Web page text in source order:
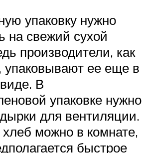
упаковку нужно
на свежий сухой
производители, как
упаковывают ее еще в
В
упаковке нужно
для вентиляции.
можно в комнате,
быстрое